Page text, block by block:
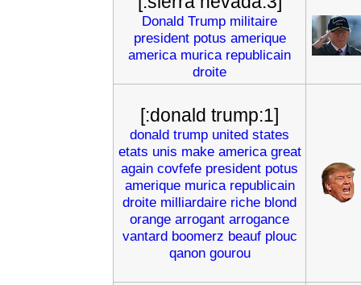
Donald Trump militaire
president potus amerique
america murica republicain
droite
[:donald trump:1]
donald trump united states
etats unis make america great
again covfefe president potus
amerique murica republicain
droite milliardaire riche blond
orange arrogant arrogance
vantard boomerz beauf plouc
qanon gourou